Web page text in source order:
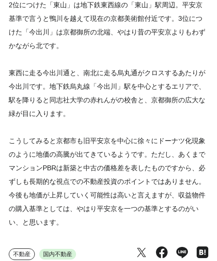
2位につけた「東山」は地下鉄東西線の「東山」駅周辺。平安京
基準で言うと鴨川を越えて現在の京都美術館付近です。3位につ
けた「今出川」は京都御所の北端、やはり昔の平安京よりもわず
かながら北です。
東西に走る今出川通と、南北に走る烏丸通がクロスするあたりが
今出川です。地下鉄烏丸線「今出川」駅を中心とするエリアで、
駅を降りると同志社大学の赤れんがの校舎と、京都御所の広大な
緑が目に入ります。
こうしてみると京都市も旧平安京を中心に徐々にドーナツ化現象
のように地価の高騰が出てきているようです。ただし、あくまで
マンションPBRは新築と中古の価格差を表したものですから、必
ずしも長期的な視点での不動産投資のポイントではありません。
今後も地価が上昇していく可能性は高いと言えますが、収益物件
の購入基準としては、やはり平安京を一つの基準とするのがい
い、と思います。
不動産 国内不動産